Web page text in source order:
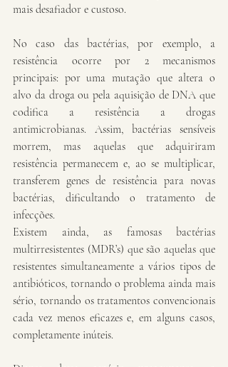
mais desafiador e custoso.
No caso das bactérias, por exemplo, a
resistência ocorre por 2 mecanismos
principais: por uma mutação que altera o
alvo da droga ou pela aquisição de DNA que
codifica a resistência a drogas
antimicrobianas. Assim, bactérias sensíveis
morrem, mas aquelas que adquiriram
resistência permanecem e, ao se multiplicar,
transferem genes de resistência para novas
bactérias, dificultando o tratamento de
infecções.
Existem ainda, as famosas bactérias
multirresistentes (MDR’s) que são aquelas que
resistentes simultaneamente a vários tipos de
antibióticos, tornando o problema ainda mais
sério, tornando os tratamentos convencionais
cada vez menos eficazes e, em alguns casos,
completamente inúteis.